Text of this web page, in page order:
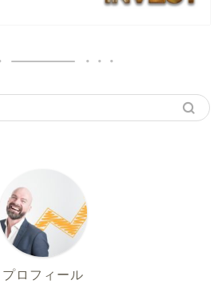
プロフィール